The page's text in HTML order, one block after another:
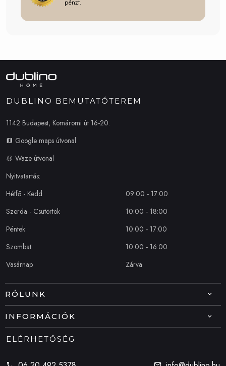
pénzt.
RÓLUNK
ELÉRHETŐSÉG
INFORMÁCIÓK
DUBLINO BEMUTATÓTEREM
1142 Budapest, Komáromi út 16-20.
Google maps útvonal
Waze útvonal
Nyitvatartás:
Hétfő - Kedd
09:00 - 17:00
Szerda - Csütörtök
10:00 - 18:00
Péntek
10:00 - 17:00
Szombat
10:00 - 16:00
Vasárnap
Zárva